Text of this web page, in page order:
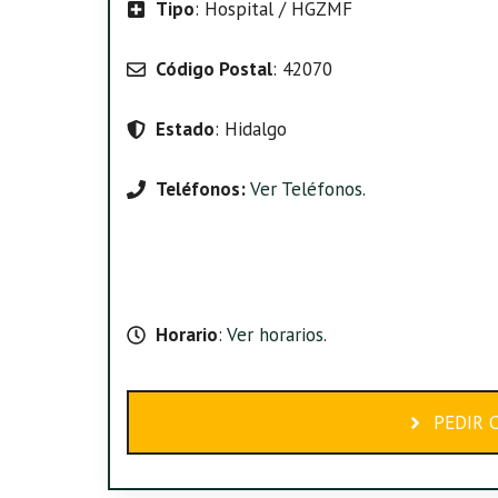
Tipo: Hospital / HGZMF
Código Postal: 42070
Estado: Hidalgo
Teléfonos:Ver Teléfonos.
Horario: Ver horarios.
PEDIR